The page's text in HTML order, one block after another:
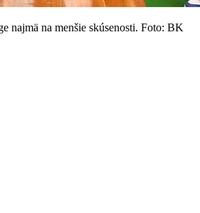
najmä na menšie skúsenosti. Foto: BK